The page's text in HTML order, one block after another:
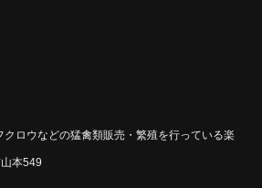
ロウなどの猛禽類販売・繁殖を行っている楽
本549